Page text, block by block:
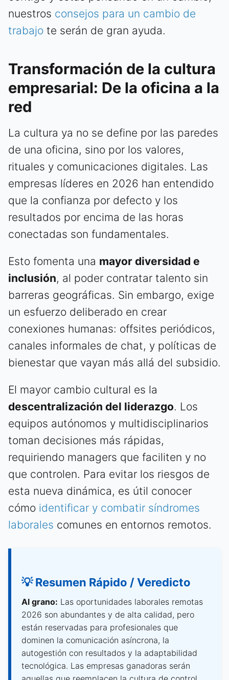
nuestros consejos para un cambio de
trabajo te serán de gran ayuda.
Transformación de la cultura
empresarial: De la oficina a la
red
La cultura ya no se define por las paredes
de una oficina, sino por los valores,
rituales y comunicaciones digitales. Las
empresas líderes en 2026 han entendido
que la confianza por defecto y los
resultados por encima de las horas
conectadas son fundamentales.
Esto fomenta una mayor diversidad e
inclusión, al poder contratar talento sin
barreras geográficas. Sin embargo, exige
un esfuerzo deliberado en crear
conexiones humanas: offsites periódicos,
canales informales de chat, y políticas de
bienestar que vayan más allá del subsidio.
El mayor cambio cultural es la
descentralización del liderazgo. Los
equipos autónomos y multidisciplinarios
toman decisiones más rápidas,
requiriendo managers que faciliten y no
que controlen. Para evitar los riesgos de
esta nueva dinámica, es útil conocer
cómo identificar y combatir síndromes
laborales comunes en entornos remotos.
💡 Resumen Rápido / Veredicto
Al grano: Las oportunidades laborales remotas
2026 son abundantes y de alta calidad, pero
están reservadas para profesionales que
dominen la comunicación asíncrona, la
autogestión con resultados y la adaptabilidad
tecnológica. Las empresas ganadoras serán